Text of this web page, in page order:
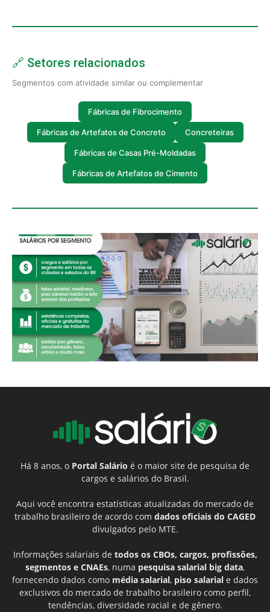
🔗 Setores relacionados
Segmentos com atividade similar ou complementar
Fábricas de Fibrocimento
Fábricas de Artefatos de Concreto Concreteiras
Fábricas de Casas Pré-Moldadas
Fábricas de Artefatos de Cimento
Há 8 anos, o Portal Salário é o maior site de pesquisa de
cargos e salários do Brasil.
Aqui você encontra estatísticas atualizadas do mercado de
trabalho brasileiro de acordo com dados oficiais do CAGED
divulgados pelo MTE.
Informações salariais de todos os CBOs, cargos, profissões,
segmentos e CNAEs, numa pesquisa salarial big data,
fornecendo dados como média salarial, piso salarial e dados
exclusivos do mercado de trabalho brasileiro como perfil,
tendências, diversidade racial e de gênero.